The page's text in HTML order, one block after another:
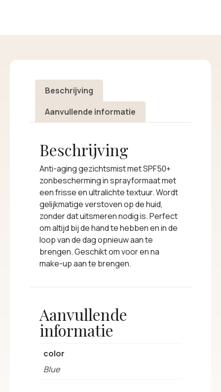
Beschrijving
Aanvullende informatie
Beschrijving
Anti-aging gezichtsmist met SPF50+
zonbescherming in sprayformaat met
een frisse en ultralichte textuur. Wordt
gelijkmatige verstoven op de huid,
zonder dat uitsmeren nodig is. Perfect
om altijd bij de hand te hebben en in de
loop van de dag opnieuw aan te
brengen. Geschikt om voor en na
make-up aan te brengen.
Aanvullende
informatie
color
Blue